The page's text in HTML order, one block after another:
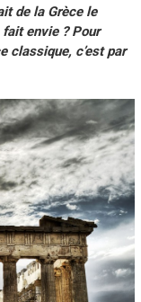
de la Grèce le
envie ? Pour
classique, c’est par